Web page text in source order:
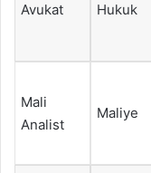
Avukat Hukuk
Mali
Analist
Maliye